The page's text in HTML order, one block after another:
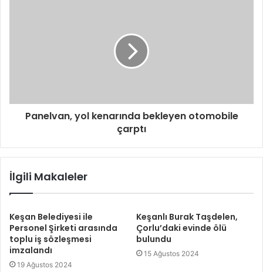
Panelvan, yol kenarında bekleyen otomobile
çarptı
İlgili Makaleler
Keşan Belediyesi ile
Personel Şirketi arasında
toplu iş sözleşmesi
imzalandı
19 Ağustos 2024
Keşanlı Burak Taşdelen,
Çorlu’daki evinde ölü
bulundu
15 Ağustos 2024